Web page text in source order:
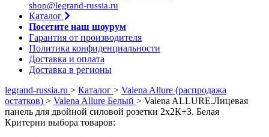
shop@legrand-russia.ru
Каталог
Посетите наш шоурум
Гарантия от производителя
Политика конфиденциальности
Доставка и оплата
Доставка в регионы
legrand-russia.ru > Каталог > Valena Allure (распродажа
остатков) > Valena Allure Белый > Valena ALLURE.Лицевая
панель для двойной силовой розетки 2х2К+З. Белая
Критерии выбора товаров: